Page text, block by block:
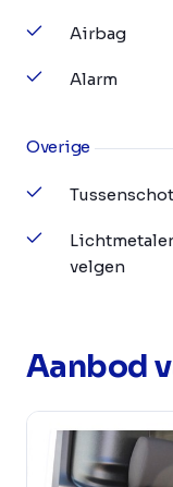
Airbag
Alarm
Overige
Tussenschot
velgen
Aanbod